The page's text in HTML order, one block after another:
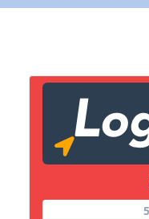
Lien vers